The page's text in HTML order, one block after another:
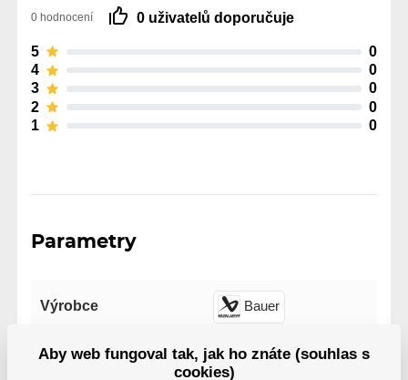
0 hodnocení 0 uživatelů doporučuje
5
0
4
0
3
0
2
0
1
0
Parametry
Výrobce Bauer
Varianta Dětská
Aby web fungoval tak, jak ho znáte (souhlas s
cookies)